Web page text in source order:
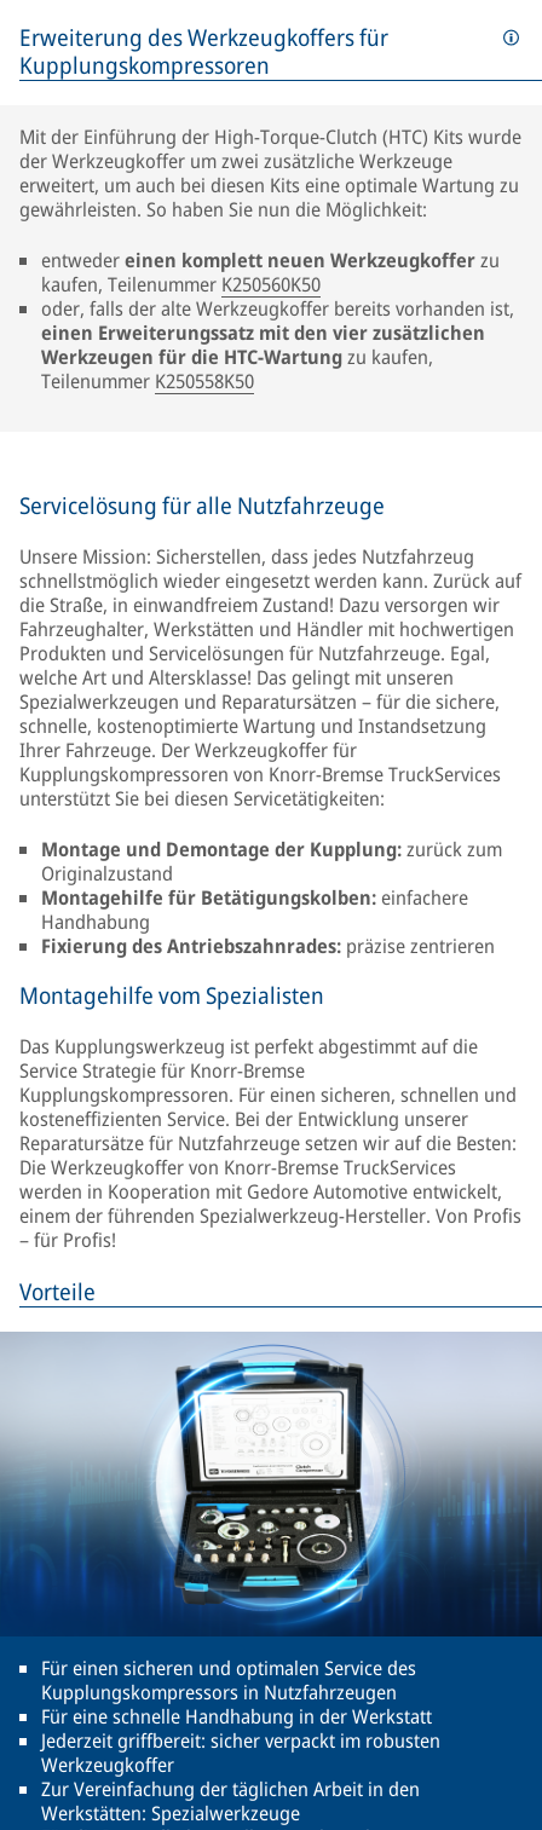
Erweiterung des Werkzeugkoffers für
Kupplungskompressoren
Mit der Einführung der High-Torque-Clutch (HTC) Kits wurde
der Werkzeugkoffer um zwei zusätzliche Werkzeuge
erweitert, um auch bei diesen Kits eine optimale Wartung zu
gewährleisten. So haben Sie nun die Möglichkeit:
entwedereinen komplett neuen Werkzeugkofferzu
kaufen, Teilenummer K250560K50
oder, falls der alte Werkzeugkoffer bereits vorhanden ist,
einen Erweiterungssatz mit den vier zusätzlichen
Werkzeugen für die HTC-Wartungzu kaufen,
Teilenummer K250558K50
Servicelösung für alle Nutzfahrzeuge
Unsere Mission: Sicherstellen, dass jedes Nutzfahrzeug
schnellstmöglich wieder eingesetzt werden kann. Zurück auf
die Straße, in einwandfreiem Zustand! Dazu versorgen wir
Fahrzeughalter, Werkstätten und Händler mit hochwertigen
Produkten und Servicelösungen für Nutzfahrzeuge. Egal,
welche Art und Altersklasse! Das gelingt mit unseren
Spezialwerkzeugen und Reparatursätzen – für die sichere,
schnelle, kostenoptimierte Wartung und Instandsetzung
Ihrer Fahrzeuge. Der Werkzeugkoffer für
Kupplungskompressoren von Knorr-Bremse TruckServices
unterstützt Sie bei diesen Servicetätigkeiten:
Montage und Demontage der Kupplung:zurück zum
Originalzustand
Montagehilfe für Betätigungskolben:einfachere
Handhabung
Fixierung des Antriebszahnrades: präzise zentrieren
Montagehilfe vom Spezialisten
Das Kupplungswerkzeug ist perfekt abgestimmt auf die
Service Strategie für Knorr-Bremse
Kupplungskompressoren. Für einen sicheren, schnellen und
kosteneffizienten Service. Bei der Entwicklung unserer
Reparatursätze für Nutzfahrzeuge setzen wir auf die Besten:
Die Werkzeugkoffer von Knorr-Bremse TruckServices
werden in Kooperation mit Gedore Automotive entwickelt,
einem der führenden Spezialwerkzeug-Hersteller. Von Profis
– für Profis!
Vorteile
Für einen sicheren und optimalen Service des
Kupplungskompressors in Nutzfahrzeugen
Für eine schnelle Handhabung in der Werkstatt
Jederzeit griffbereit: sicher verpackt im robusten
Werkzeugkoffer
Zur Vereinfachung der täglichen Arbeit in den
Werkstätten: Spezialwerkzeuge